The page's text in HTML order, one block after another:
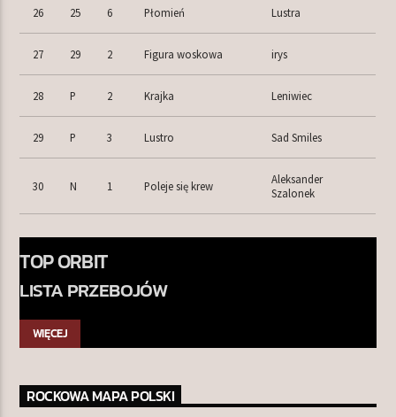
26 25 6 Płomień Lustra
27 29 2 Figura woskowa irys
28 P 2 Krajka Leniwiec
29 P 3 Lustro Sad Smiles
30 N 1 Poleje się krew
Aleksander
Szalonek
TOP ORBIT
LISTA PRZEBOJÓW
WIĘCEJ
ROCKOWA MAPA POLSKI